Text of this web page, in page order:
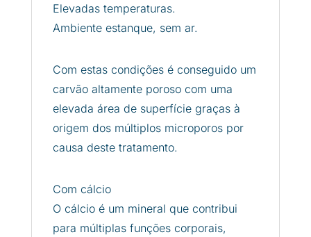
Elevadas temperaturas.
Ambiente estanque, sem ar.
Com estas condições é conseguido um
carvão altamente poroso com uma
elevada área de superfície graças à
origem dos múltiplos microporos por
causa deste tratamento.
Com cálcio
O cálcio é um mineral que contribui
para múltiplas funções corporais,